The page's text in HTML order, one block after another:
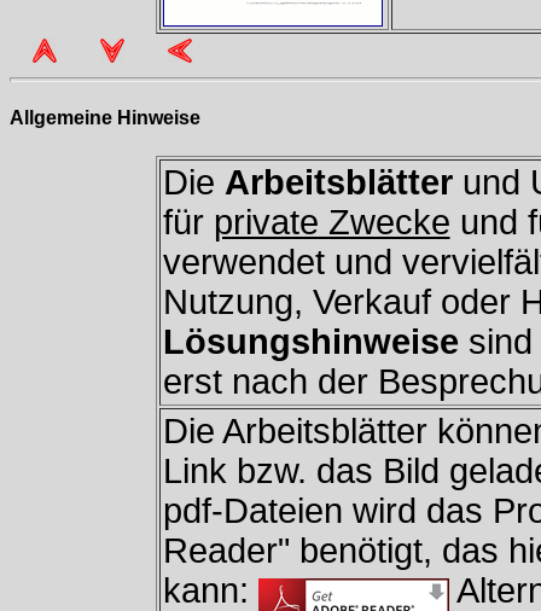
Allgemeine Hinweise
Die Arbeitsblätterund
für private Zwecke und
verwendet und
Nutzung, Verkauf oder
Lösungshinweise
erst nach der
Die Arbeitsblätter
Link bzw. das Bild
pdf-Dateien wird das
Reader" benötigt, das
kann: